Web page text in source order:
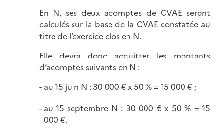
En N, ses deux acomptes de CVAE seront
calculés sur la base de la CVAE constatée au
titre de l’exercice clos en N.
Elle devra donc acquitter les montants
d’acomptes suivants en N :
au 15 juin N : 30 000 € x 50 % = 15 000 € ;
au 15 septembre N : 30 000 € x 50 % = 15
000 €.